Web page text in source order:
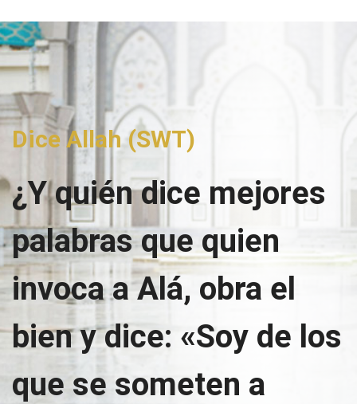
Dice Allah (SWT)
¿Y quién dice mejores
palabras que quien
invoca a Alá, obra el
bien y dice: «Soy de los
que se someten a